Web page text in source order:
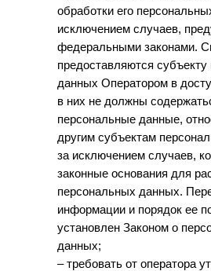
обработки его
исключением случаев,
федеральными законами.
предоставляются
данных Оператором в
в них не должны
персональные данные,
другим субъектам
за исключением случаев,
законные основания для
персональных данных.
информации и порядок ее
установлен Законом о
данных;
– требовать от оператора